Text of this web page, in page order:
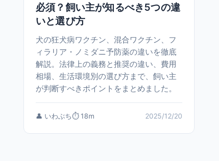
必須？飼い主が知るべき5つの違
いと選び方
犬の狂犬病ワクチン、混合ワクチン、フ
ィラリア・ノミダニ予防薬の違いを徹底
解説。法律上の義務と推奨の違い、費用
相場、生活環境別の選び方まで、飼い主
が判断すべきポイントをまとめました。
👤 いわぶち⏱️ 18m 2025/12/20